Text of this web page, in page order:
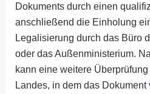
Dokuments durch einen
anschließend die Einholung
Legalisierung durch das Büro
oder das Außenministerium.
kann eine weitere
Landes, in dem das